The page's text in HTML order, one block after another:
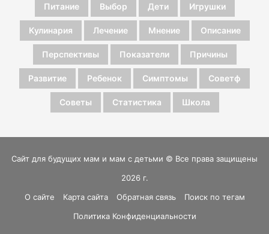
Питание Выбор Дети Игрушки
Кулинария Лечение Мнение Описание
Перспективы Показатели Причины
Развитие Ребенок Симптомы Советф
Советы Статистика Школа
Сайт для будущих мам и мам с детьми © Все права защищены
2026 г.
О сайте
Карта сайта Обратная связь
Поиск по тегам
Политика Конфиденциальности